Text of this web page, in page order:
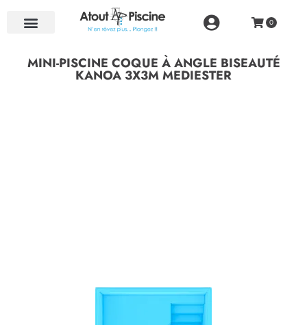
MINI-PISCINE COQUE À ANGLE BISEAUTÉ
KANOA 3X3M MEDIESTER